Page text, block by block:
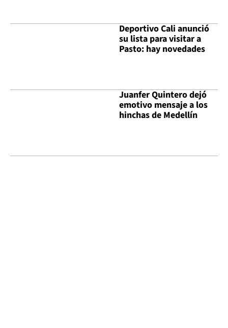
Deportivo Cali anunció
su lista para visitar a
Pasto: hay novedades
Juanfer Quintero dejó
emotivo mensaje a los
hinchas de Medellín